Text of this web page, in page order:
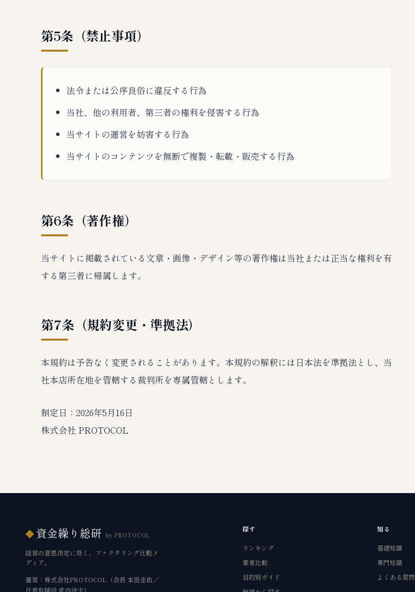
第5条（禁止事項）
法令または公序良俗に違反する行為
当社、他の利用者、第三者の権利を侵害する行為
当サイトの運営を妨害する行為
当サイトのコンテンツを無断で複製・転載・販売する行為
第6条（著作権）
当サイトに掲載されている文章・画像・デザイン等の著作権は当社または正当な権利を有
する第三者に帰属します。
第7条（規約変更・準拠法）
本規約は予告なく変更されることがあります。本規約の解釈には日本法を準拠法とし、当
社本店所在地を管轄する裁判所を専属管轄とします。
制定日：2026年5月16日
株式会社 PROTOCOL
◆資金繰り総研 by PROTOCOL
経営の意思決定に効く、ファクタリング比較メ
ディア。
運営：株式会社PROTOCOL（会長 本田圭佑／
探す
ランキング
業者比較
目的別ガイド
知る
基礎知識
専門知識
よくある質問